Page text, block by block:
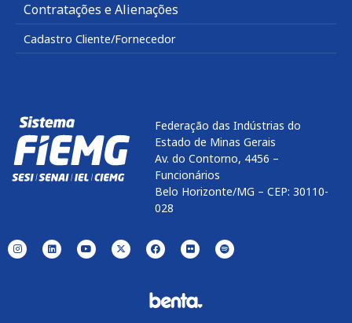
Contratações e Alienações
Cadastro Cliente/Fornecedor
Federação das Indústrias do
Estado de Minas Gerais
Av. do Contorno, 4456 –
Funcionários
Belo Horizonte/MG – CEP: 30110-
028